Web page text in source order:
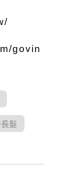
govin
髮